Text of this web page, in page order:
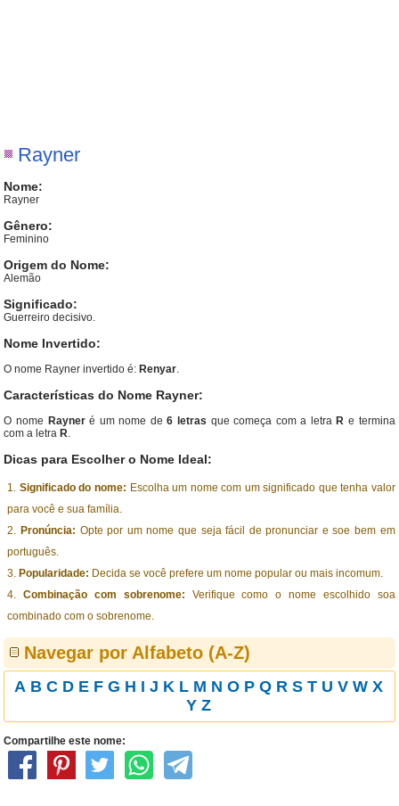
Rayner
Nome:
Rayner
Gênero:
Feminino
Origem do Nome:
Alemão
Significado:
Guerreiro decisivo.
Nome Invertido:
O nome Rayner invertido é: Renyar.
Características do Nome Rayner:
O nome Rayneré um nome de6 letras que começa com a letra R e termina
com a letra R.
Dicas para Escolher o Nome Ideal:
Significado do nome: Escolha um nome com um significado que tenha valor
para você e sua família.
Pronúncia: Opte por um nome que seja fácil de pronunciar e soe bem em
português.
Popularidade: Decida se você prefere um nome popular ou mais incomum.
Combinação com sobrenome: Verifique como o nome escolhido soa
combinado com o sobrenome.
Navegar por Alfabeto (A-Z)
A B C D E F G H I J K L M N O P Q R S T U V W X
Y Z
Compartilhe este nome: